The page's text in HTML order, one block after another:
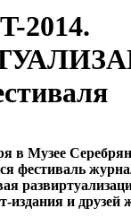
2014.
в Музее
фестиваль
издания и друзей